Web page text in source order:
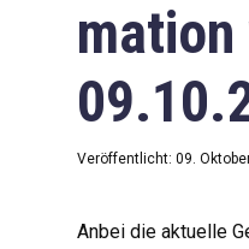
mation
Veröffentlicht: 09.
Anbei die aktuelle